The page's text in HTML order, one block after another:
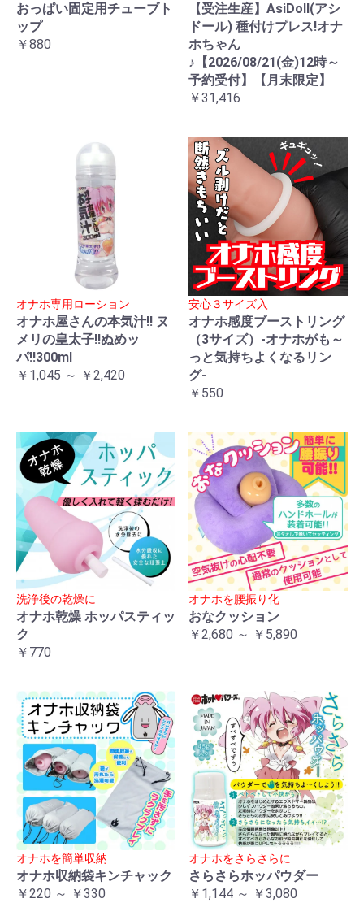
おっぱい固定用チューブト
ップ
￥880
【受注生産】AsiDoll(アシ
ドール) 種付けプレス!オナ
ホちゃん
♪【2026/08/21(金)12時～
予約受付】【月末限定】
￥31,416
オナホ専用ローション
オナホ屋さんの本気汁!! ヌ
メリの皇太子!!ぬめッ
パ!!300ml
￥1,045 ～ ￥2,420
安心３サイズ入
オナホ感度ブーストリング
（3サイズ）-オナホがも～
っと気持ちよくなるリン
グ-
￥550
洗浄後の乾燥に
オナホ乾燥 ホッパスティッ
ク
￥770
オナホを腰振り化
おなクッション
￥2,680 ～ ￥5,890
オナホを簡単収納
オナホ収納袋キンチャック
￥220 ～ ￥330
オナホをさらさらに
さらさらホッパウダー
￥1,144 ～ ￥3,080